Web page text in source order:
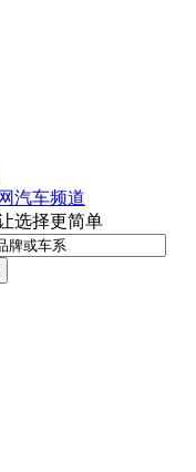
汽车频道
选择更简单